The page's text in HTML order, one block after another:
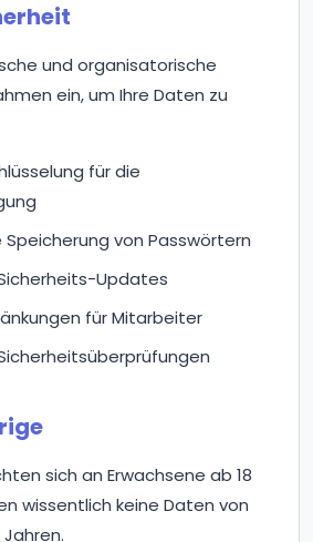
und organisatorische
ein, um Ihre Daten zu
für die
von Passwörtern
Updates
für Mitarbeiter
sich an Erwachsene ab 18
wissentlich keine Daten von